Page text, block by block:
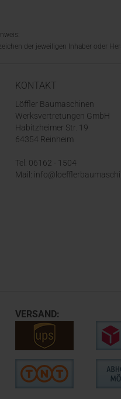
der jeweiligen Inhaber oder
KONTAKT
Löffler Baumaschinen
Werksvertretungen GmbH
Habitzheimer Str. 19
64354 Reinheim
Tel: 06162 - 1504
Mail:
VERSAND: